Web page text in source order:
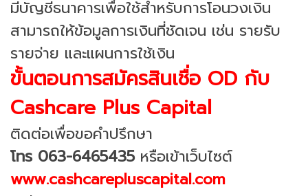
มีบัญชีธนาคารเพื่อใช้สำหรับการโอนวงเงิน
สามารถให้ข้อมูลการเงินที่ชัดเจน เช่น รายรับ
รายจ่าย และแผนการใช้เงิน
ขั้นตอนการสมัครสินเชื่อ OD กับ
Cashcare Plus Capital
ติดต่อเพื่อขอคำปรึกษา
โทร 063-6465435หรือเข้าเว็บไซต์
www.cashcarepluscapital.com